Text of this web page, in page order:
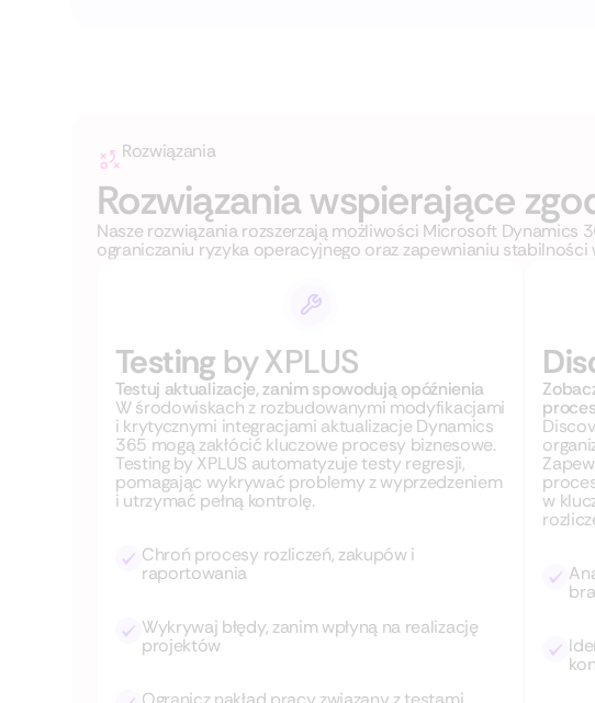
Rozwiązania
Rozwiązania wspierające
Nasze rozwiązania rozszerzają możliwości Microsoft Dynamics
ograniczaniu ryzyka operacyjnego oraz zapewnianiu stabilności
Testing by XPLUS
Testuj aktualizacje, zanim spowodują opóźnienia
W środowiskach z rozbudowanymi modyfikacjami
i krytycznymi integracjami aktualizacje Dynamics
365 mogą zakłócić kluczowe procesy biznesowe.
Testing by XPLUS automatyzuje testy regresji,
pomagając wykrywać problemy z wyprzedzeniem
i utrzymać pełną kontrolę.
Chroń procesy rozliczeń, zakupów i
raportowania
Wykrywaj błędy, zanim wpłyną na realizację
projektów
w